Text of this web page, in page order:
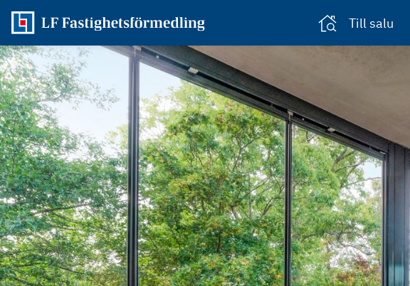
Till salu